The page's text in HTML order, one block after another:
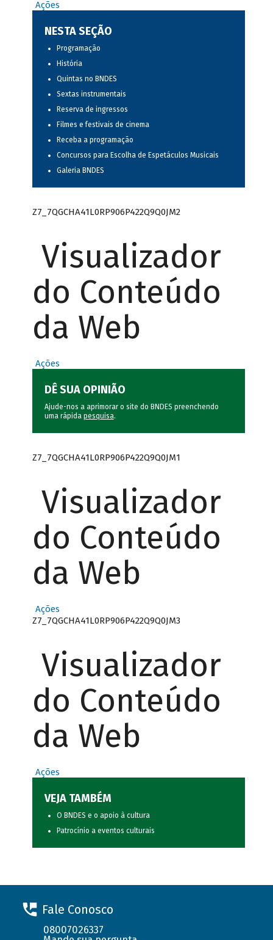
Ações
NESTA SEÇÃO
Programação
História
Quintas no BNDES
Sextas instrumentais
Reserva de ingressos
Filmes e festivais de cinema
Receba a programação
Concursos para Escolha de Espetáculos Musicais
Galeria BNDES
Z7_7QGCHA41L0RP906P422Q9Q0JM2
Visualizador
do Conteúdo
da Web
Ações
DÊ SUA OPINIÃO
Ajude-nos a aprimorar o site do BNDES preenchendo
uma rápida pesquisa.
Z7_7QGCHA41L0RP906P422Q9Q0JM1
Visualizador
do Conteúdo
da Web
Ações
Z7_7QGCHA41L0RP906P422Q9Q0JM3
Visualizador
do Conteúdo
da Web
Ações
VEJA TAMBÉM
O BNDES e o apoio à cultura
Patrocínio a eventos culturais
Fale Conosco
08007026337